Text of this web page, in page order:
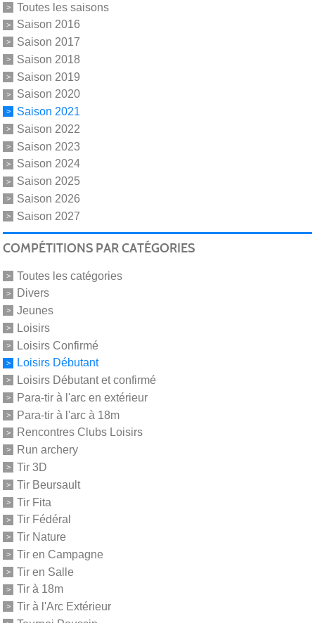
Toutes les saisons
Saison 2016
Saison 2017
Saison 2018
Saison 2019
Saison 2020
Saison 2021
Saison 2022
Saison 2023
Saison 2024
Saison 2025
Saison 2026
Saison 2027
COMPÉTITIONS PAR CATÉGORIES
Toutes les catégories
Divers
Jeunes
Loisirs
Loisirs Confirmé
Loisirs Débutant
Loisirs Débutant et confirmé
Para-tir à l'arc en extérieur
Para-tir à l'arc à 18m
Rencontres Clubs Loisirs
Run archery
Tir 3D
Tir Beursault
Tir Fita
Tir Fédéral
Tir Nature
Tir en Campagne
Tir en Salle
Tir à 18m
Tir à l'Arc Extérieur